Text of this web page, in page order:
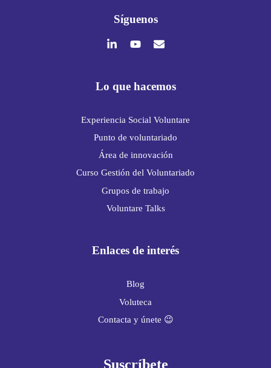
Síguenos
Lo que hacemos
Experiencia Social Voluntare
Punto de voluntariado
Área de innovación
Curso Gestión del Voluntariado
Grupos de trabajo
Voluntare Talks
Enlaces de interés
Blog
Voluteca
Contacta y únete 😉
Suscríbete